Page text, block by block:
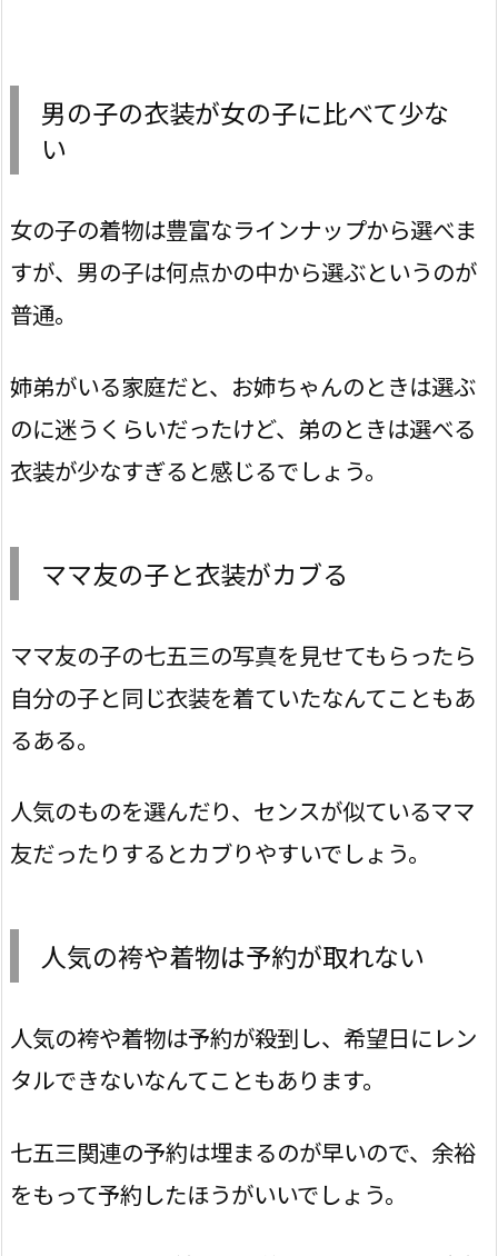
男の子の衣装が女の子に比べて少な
い
女の子の着物は豊富なラインナップから選べま
すが、男の子は何点かの中から選ぶというのが
普通。
姉弟がいる家庭だと、お姉ちゃんのときは選ぶ
のに迷うくらいだったけど、弟のときは選べる
衣装が少なすぎると感じるでしょう。
ママ友の子と衣装がカブる
ママ友の子の七五三の写真を見せてもらったら
自分の子と同じ衣装を着ていたなんてこともあ
るある。
人気のものを選んだり、センスが似ているママ
友だったりするとカブりやすいでしょう。
人気の袴や着物は予約が取れない
人気の袴や着物は予約が殺到し、希望日にレン
タルできないなんてこともあります。
七五三関連の予約は埋まるのが早いので、余裕
をもって予約したほうがいいでしょう。